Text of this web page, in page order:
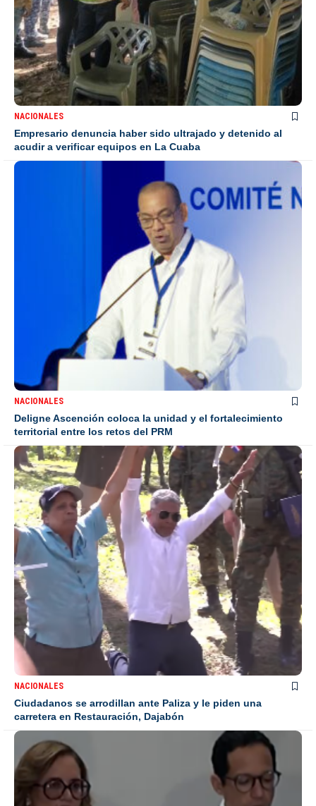
NACIONALES
Empresario denuncia haber sido ultrajado y detenido al
acudir a verificar equipos en La Cuaba
NACIONALES
Deligne Ascención coloca la unidad y el fortalecimiento
territorial entre los retos del PRM
NACIONALES
Ciudadanos se arrodillan ante Paliza y le piden una
carretera en Restauración, Dajabón